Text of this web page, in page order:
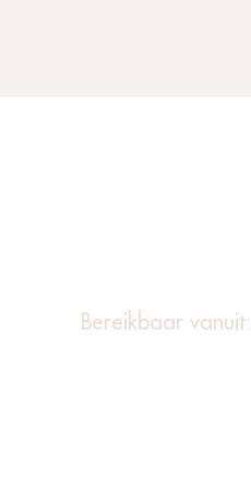
Bereikbaar vanuit: